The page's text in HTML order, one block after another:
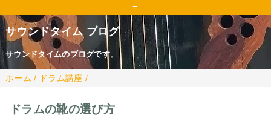
=
サウンドタイム ブログ
サウンドタイムのブログです。
ホーム / ドラム講座 /
ドラムの靴の選び方